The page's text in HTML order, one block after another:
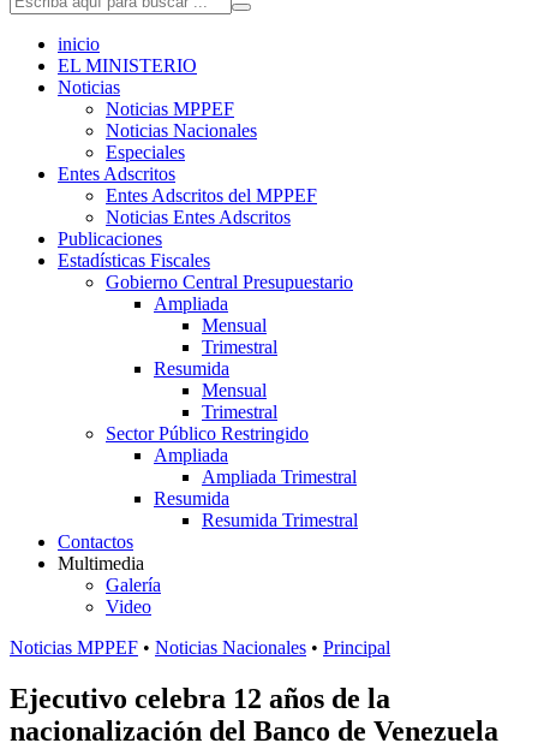
inicio
EL MINISTERIO
Noticias
Noticias MPPEF
Noticias Nacionales
Especiales
Entes Adscritos
Entes Adscritos del MPPEF
Noticias Entes Adscritos
Publicaciones
Estadísticas Fiscales
Gobierno Central Presupuestario
Ampliada
Mensual
Trimestral
Resumida
Mensual
Trimestral
Sector Público Restringido
Ampliada
Ampliada Trimestral
Resumida
Resumida Trimestral
Contactos
Multimedia
Galería
Video
Noticias MPPEF • Noticias Nacionales • Principal
Ejecutivo celebra 12 años de la
nacionalización del Banco de Venezuela